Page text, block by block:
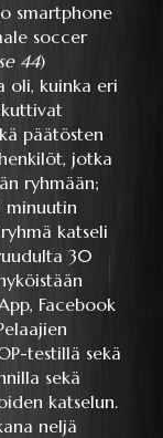
smartphone
soccer
44)
oli, kuinka eri
päätösten
jotka
ryhmään;
minuutin
katseli
30
Facebook
testillä sekä
sekä
katselun.
neljä